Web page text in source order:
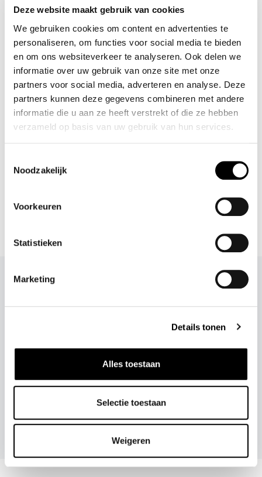
Deze website maakt gebruik van cookies
We gebruiken cookies om content en advertenties te
personaliseren, om functies voor social media te bieden
en om ons websiteverkeer te analyseren. Ook delen we
informatie over uw gebruik van onze site met onze
partners voor social media, adverteren en analyse. Deze
partners kunnen deze gegevens combineren met andere
informatie die u aan ze heeft verstrekt of die ze hebben
verzameld op basis van uw gebruik van hun services.
Noodzakelijk
Voorkeuren
Statistieken
Marketing
Details tonen
Alles toestaan
Selectie toestaan
Weigeren
SPECIFICATIES
Artikelnummer
-
Merk
EDITED
Kleur
BLACK
100%ORGANICCOTTON
DIT ZEGGEN KAE'S
KLANTEN
Snelle levering en fijne communicatie!
- Steffi en Dichelle de Medjes